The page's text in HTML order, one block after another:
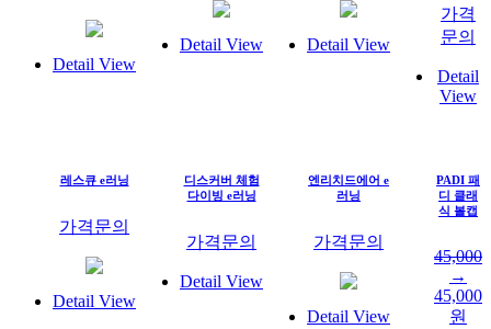
Detail View
Detail View Detail View
가격
문의
Detail
View
레스큐 e러닝
가격문의
Detail View
디스커버 체험
다이빙 e러닝
가격문의
Detail View
엔리치드에어 e
러닝
가격문의
Detail View
PADI 패
디 클래
식 볼캡
45,000
→
45,000
원